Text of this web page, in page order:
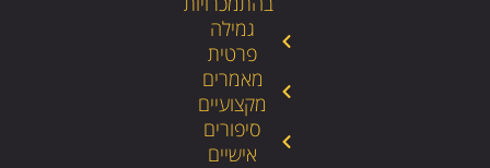
גמילה
פרטית
מאמרים
מקצועיים
סיפורים
אישיים